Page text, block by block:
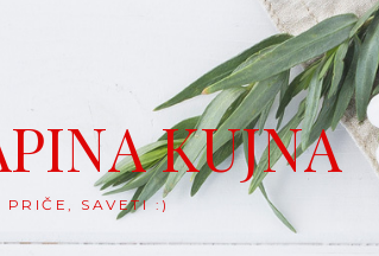
KUJNA
PRIČE, SAVETI :)